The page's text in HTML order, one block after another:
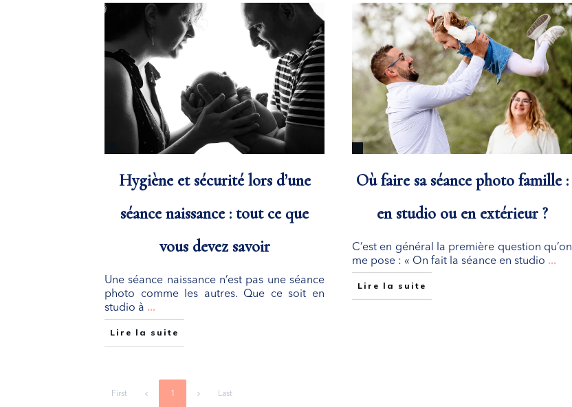
Hygiène et sécurité lors d’une
séance naissance : tout ce que
vous devez savoir
Une séance naissance n’est pas une séance
photo comme les autres. Que ce soit en
studio à ...
Lire la suite
Où faire sa séance photo famille :
en studio ou en extérieur ?
C’est en général la première question qu’on
me pose : « On fait la séance en studio ...
Lire la suite
First 1 Last